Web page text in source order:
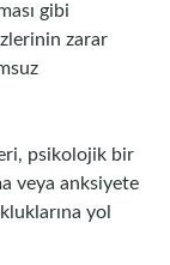
gibi
zarar
psikolojik bir
veya anksiyete
yol